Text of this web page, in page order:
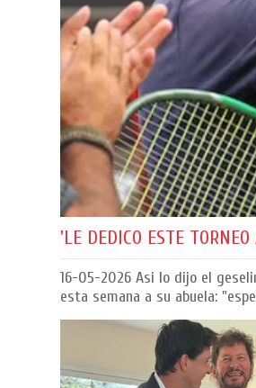
'LE DEDICO ESTE
16-05-2026 Asi lo dijo el
esta semana a su abuela: